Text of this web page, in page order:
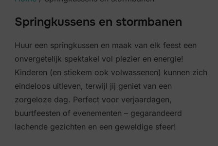
Springkussens en stormbanen
Huur een springkussen en maak van elk feest een
onvergetelijk spektakel vol plezier en energie!
Kinderen (en stiekem ook volwassenen) kunnen zich
eindeloos uitleven, terwijl jij geniet van een
zorgeloze dag. Perfect voor verjaardagen,
buurtfeesten of evenementen – gegarandeerd
lachende gezichten en een geweldige sfeer!